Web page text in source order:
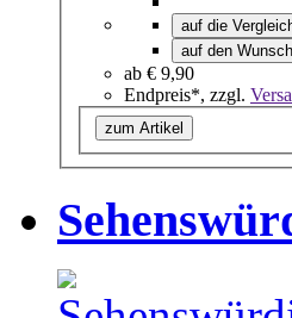
auf die
auf den
ab € 9,90
Endpreis*, zzgl.
zum Artikel